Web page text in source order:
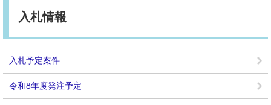
入札情報
入札予定案件
令和8年度発注予定